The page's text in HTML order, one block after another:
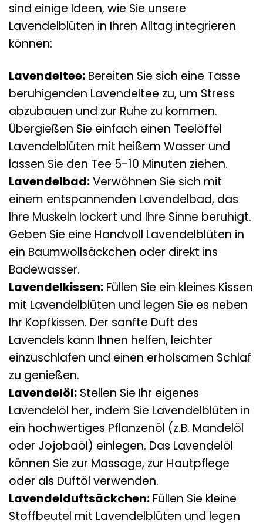
sind einige Ideen, wie Sie unsere
Lavendelblüten in Ihren Alltag integrieren
können:
Lavendeltee: Bereiten Sie sich eine Tasse
beruhigenden Lavendeltee zu, um Stress
abzubauen und zur Ruhe zu kommen.
Übergießen Sie einfach einen Teelöffel
Lavendelblüten mit heißem Wasser und
lassen Sie den Tee 5-10 Minuten ziehen.
Lavendelbad:Verwöhnen Sie sich mit
einem entspannenden Lavendelbad, das
Ihre Muskeln lockert und Ihre Sinne beruhigt.
Geben Sie eine Handvoll Lavendelblüten in
ein Baumwollsäckchen oder direkt ins
Badewasser.
Lavendelkissen: Füllen Sie ein kleines Kissen
mit Lavendelblüten und legen Sie es neben
Ihr Kopfkissen. Der sanfte Duft des
Lavendels kann Ihnen helfen, leichter
einzuschlafen und einen erholsamen Schlaf
zu genießen.
Lavendelöl: Stellen Sie Ihr eigenes
Lavendelöl her, indem Sie Lavendelblüten in
ein hochwertiges Pflanzenöl (z.B. Mandelöl
oder Jojobaöl) einlegen. Das Lavendelöl
können Sie zur Massage, zur Hautpflege
oder als Duftöl verwenden.
Lavendelduftsäckchen: Füllen Sie kleine
Stoffbeutel mit Lavendelblüten und legen